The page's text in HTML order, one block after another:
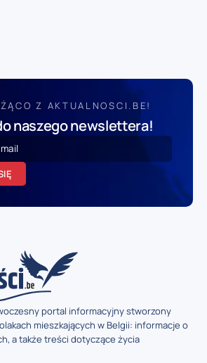
Z AKTUALNOSCI.BE!
naszego newslettera!
portal informacyjny stworzony
mieszkających w Belgii: informacje o
a także treści dotyczące życia